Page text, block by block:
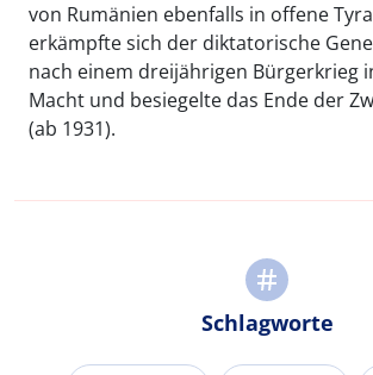
von Rumänien ebenfalls in offene
erkämpfte sich der diktatorische
nach einem dreijährigen Bürgerkrieg
Macht und besiegelte das Ende der
(ab 1931).
Schlagworte